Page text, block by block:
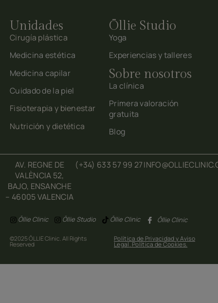
Unidades
Cirugía plástica
Medicina estética
Medicina capilar
Cuidado de la piel
Fisioterapia y bienestar
Nutrición y dietética
Ōllie Studio
Yoga
Experiencias y talleres
Sobre nosotros
La clínica
Primera valoración
gratuita
Blog
AV. REGNE DE
VALÈNCIA 52,
BAJO, ENSANCHE
– 46005 VALENCIA
(+34) 633 57 99 27
Ōllie Clinic Ōllie Studio Ōllie Clinic Ōllie Clinic
©2025 ŌLLIE Clinic. All Rights
Reserved
Política de Privacidad y Aviso
Legal.Política de Cookies.